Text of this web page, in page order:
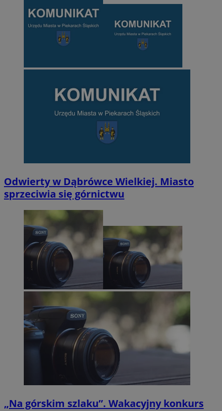
Odwierty w Dąbrówce Wielkiej. Miasto
sprzeciwia się górnictwu
„Na górskim szlaku”. Wakacyjny konkurs